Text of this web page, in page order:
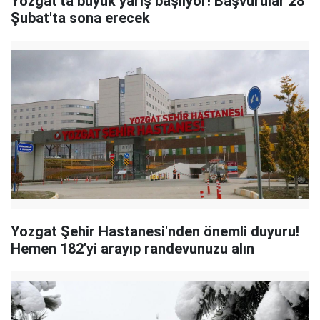
Şubat'ta sona erecek
Yozgat Şehir Hastanesi'nden önemli duyuru!
Hemen 182'yi arayıp randevunuzu alın